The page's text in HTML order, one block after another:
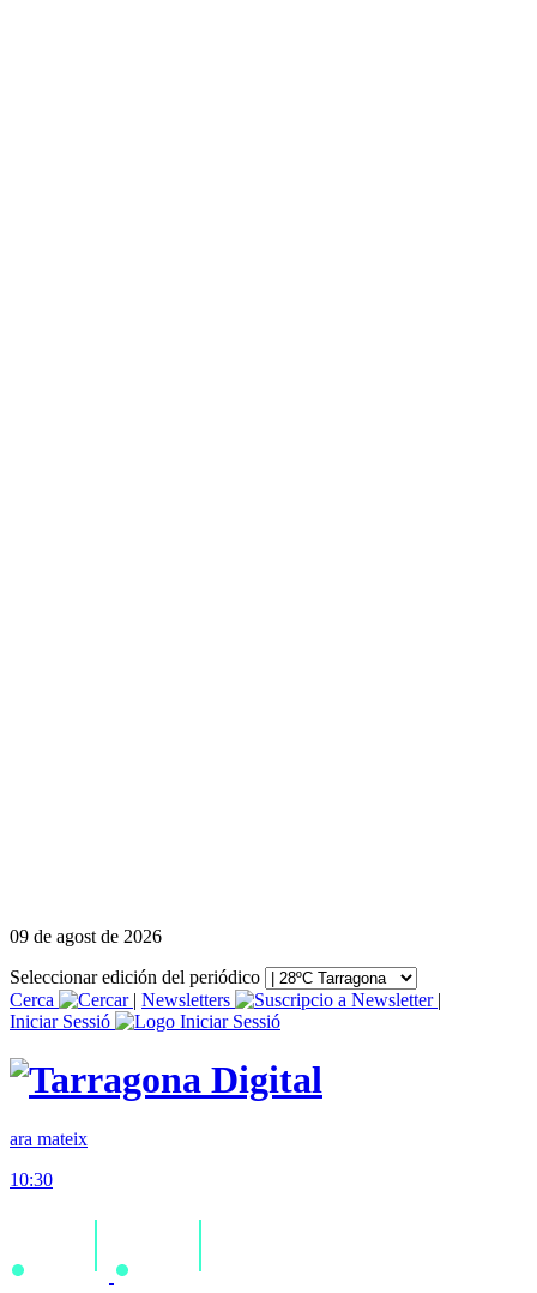
09 de agost de 2026
Seleccionar edición del periódico
Cerca
| Newsletters
|
Iniciar Sessió
ara mateix
10:30